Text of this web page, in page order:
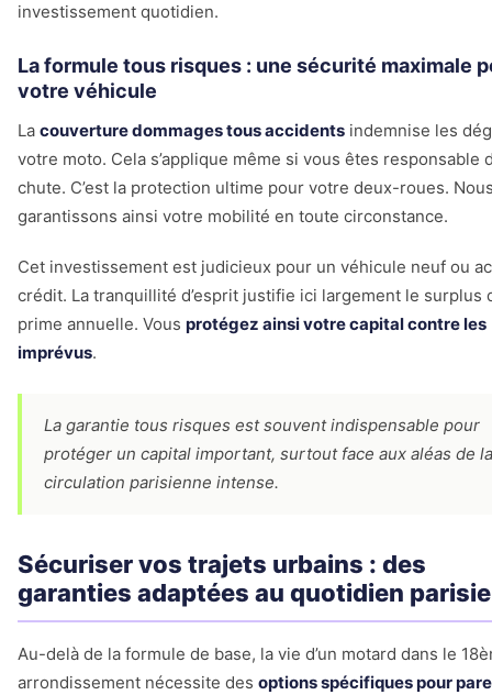
investissement quotidien.
La formule tous risques : une sécurité maximale
votre véhicule
La couverture dommages tous accidents indemnise les
votre moto. Cela s’applique même si vous êtes responsable
chute. C’est la protection ultime pour votre deux-roues.
garantissons ainsi votre mobilité en toute circonstance.
Cet investissement est judicieux pour un véhicule neuf ou
crédit. La tranquillité d’esprit justifie ici largement le surplus
prime annuelle. Vous protégez ainsi votre capital contre les
imprévus.
La garantie tous risques est souvent indispensable pour
protéger un capital important, surtout face aux aléas de la
circulation parisienne intense.
Sécuriser vos trajets urbains : des
garanties adaptées au quotidien
Au-delà de la formule de base, la vie d’un motard dans le
arrondissement nécessite des options spécifiques pour